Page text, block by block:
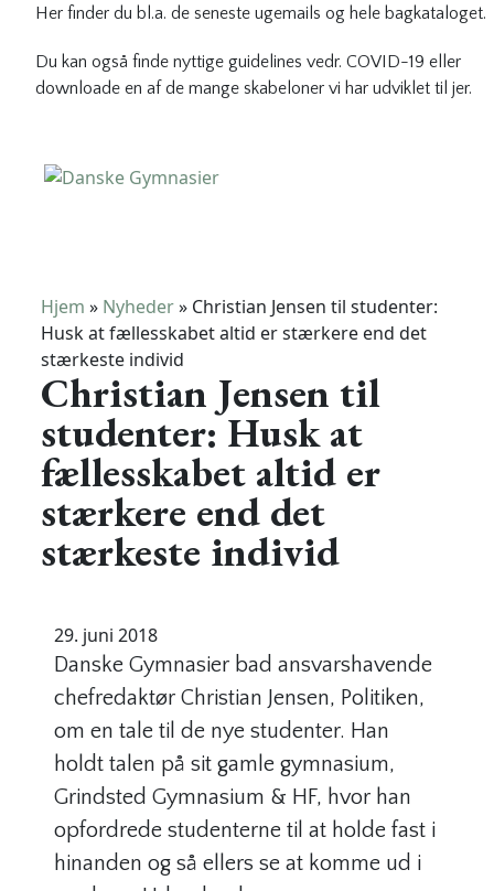
Her finder du bl.a. de seneste ugemails og hele bagkataloget.
Du kan også finde nyttige guidelines vedr. COVID-19 eller
downloade en af de mange skabeloner vi har udviklet til jer.
Hjem » Nyheder» Christian Jensen til studenter:
Husk at fællesskabet altid er stærkere end det
stærkeste individ
Christian Jensen til
studenter: Husk at
fællesskabet altid er
stærkere end det
stærkeste individ
29. juni 2018
Danske Gymnasier bad ansvarshavende
chefredaktør Christian Jensen, Politiken,
om en tale til de nye studenter. Han
holdt talen på sit gamle gymnasium,
Grindsted Gymnasium & HF, hvor han
opfordrede studenterne til at holde fast i
hinanden og så ellers se at komme ud i